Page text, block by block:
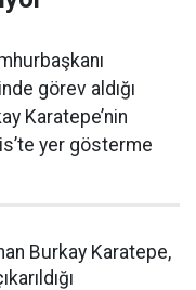
görev aldığı
Karatepe’nin
yer gösterme
Burkay Karatepe,